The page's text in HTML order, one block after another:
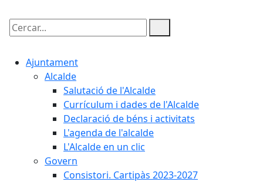
Cercar:
Ajuntament
Alcalde
Salutació de l'Alcalde
Currículum i dades de l'Alcalde
Declaració de béns i activitats
L'agenda de l'alcalde
L'Alcalde en un clic
Govern
Consistori. Cartipàs 2023-2027